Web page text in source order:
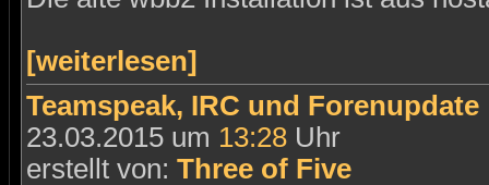
[weiterlesen]
Teamspeak, IRC und Forenupdate
23.03.2015 um 13:28 Uhr
erstellt von: Three of Five